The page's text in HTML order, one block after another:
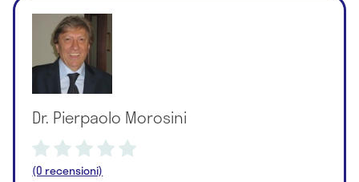
Dr. Pierpaolo Morosini
(0 recensioni)